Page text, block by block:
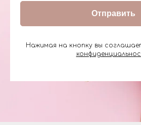
Отправить
Нажимая на кнопку вы